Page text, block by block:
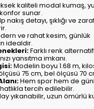
kaliteli modal kumaş,
sunar.
nakış detayı, şıklığı ve
ve rahat kesim, günlük
idealdir.
Farklı renk
yansıtma imkanı.
Modelin boyu 1.68 m,
75 cm, bel ölçüsü 70
Hem spor hem de
tercih edilebilir.
yıkanabilir, uzun ömürlü